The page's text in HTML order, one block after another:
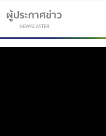
ผู้ประกาศข่าว
NEWSCASTER